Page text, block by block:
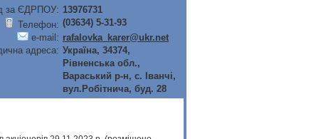
за ЄДРПОУ: 13976731
Телефон: (03634) 5-31-93
e-mail: rafalovka_karer@ukr.net
адреса: Україна, 34374,
Рiвненська обл.,
Вараський р-н, с. Iванчi,
вул.Робiтнича, буд. 28